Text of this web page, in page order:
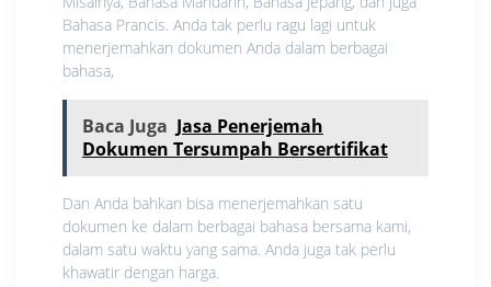
Bahasa Prancis. Anda tak perlu ragu lagi untuk
menerjemahkan dokumen Anda dalam berbagai
bahasa,
Baca Juga Jasa Penerjemah
Dokumen Tersumpah Bersertifikat
Dan Anda bahkan bisa menerjemahkan satu
dokumen ke dalam berbagai bahasa bersama kami,
dalam satu waktu yang sama. Anda juga tak perlu
khawatir dengan harga.